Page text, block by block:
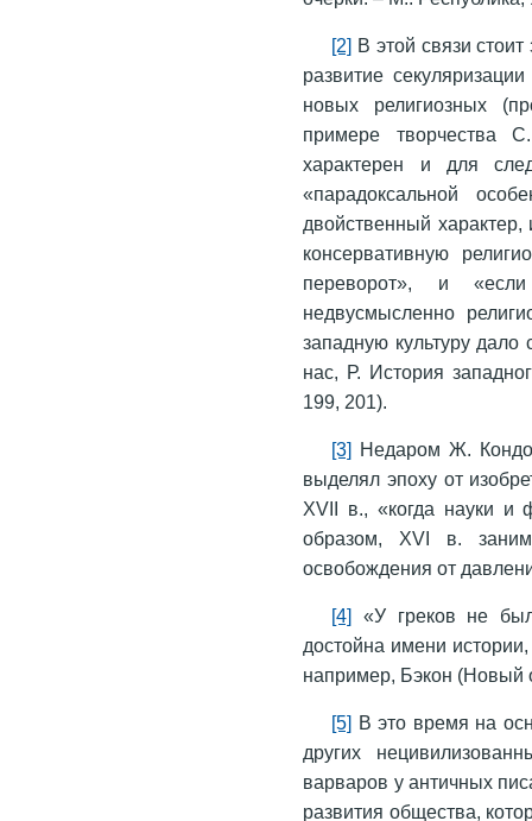
[2] В этой связи
развитие
новых религиозных
примере творчества
характерен и для
«парадоксальной
двойственный
консервативную
переворот», и
недвусмысленно
западную культуру
нас, Р. История
199, 201).
[3] Недаром Ж.
выделял эпоху от
XVII в., «когда науки и
образом, XVI в.
освобождения от
[4] «У греков не
достойна имени
например, Бэкон (Новый
[5] В это время на
других
варваров у античных
развития общества,